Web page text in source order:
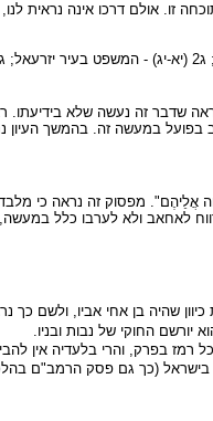
זו. אולם דרכו אינה נראית
שדבר זה נעשה שלא בידיעתו.
במעשה זה. בהמשך העיון
מפסוק זה נראה כי
לאחאב ולא לערבו כלל
שהיה בן אחי אביו, ולשם כך
החוקי של נבות ובניו.
רמז בפרק, והרי בלעדיה אין
רק בישראל (כך גם פסק הרמב"ם